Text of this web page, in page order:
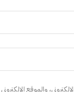
والموقع